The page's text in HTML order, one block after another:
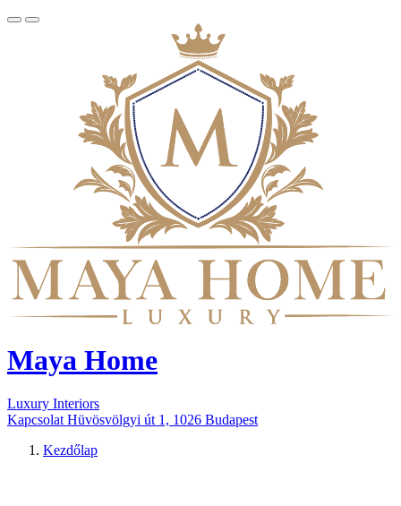
Maya Home
Luxury Interiors
Kapcsolat Hüvösvölgyi út 1, 1026 Budapest
Kezdőlap